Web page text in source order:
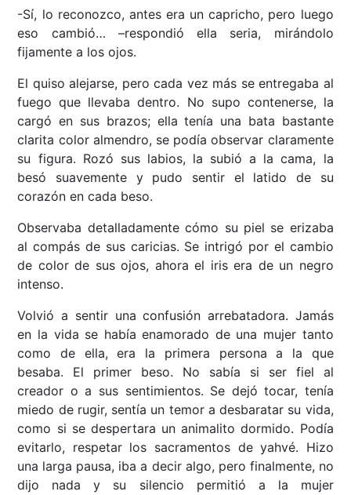
-Sí, lo reconozco, antes era un capricho, pero luego
eso cambió… –respondió ella seria, mirándolo
fijamente a los ojos.
El quiso alejarse, pero cada vez más se entregaba al
fuego que llevaba dentro. No supo contenerse, la
cargó en sus brazos; ella tenía una bata bastante
clarita color almendro, se podía observar claramente
su figura. Rozó sus labios, la subió a la cama, la
besó suavemente y pudo sentir el latido de su
corazón en cada beso.
Observaba detalladamente cómo su piel se erizaba
al compás de sus caricias. Se intrigó por el cambio
de color de sus ojos, ahora el iris era de un negro
intenso.
Volvió a sentir una confusión arrebatadora. Jamás
en la vida se había enamorado de una mujer tanto
como de ella, era la primera persona a la que
besaba. El primer beso. No sabía si ser fiel al
creador o a sus sentimientos. Se dejó tocar, tenía
miedo de rugir, sentía un temor a desbaratar su vida,
como si se despertara un animalito dormido. Podía
evitarlo, respetar los sacramentos de yahvé. Hizo
una larga pausa, iba a decir algo, pero finalmente, no
dijo nada y su silencio permitió a la mujer